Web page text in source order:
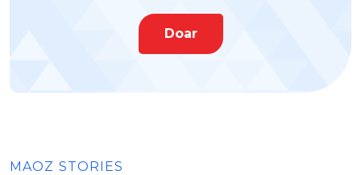
Doar
MAOZ STORIES